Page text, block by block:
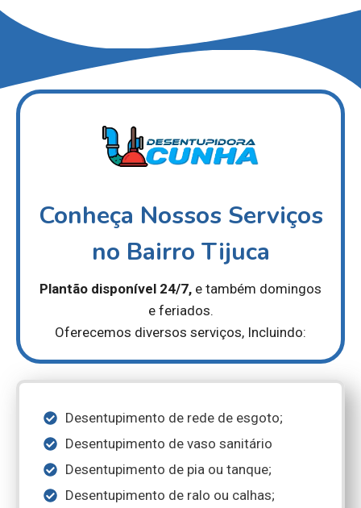
Conheça Nossos Serviços
no Bairro Tijuca
Plantão disponível 24/7, e também domingos
e feriados.
Oferecemos diversos serviços, Incluindo:
Desentupimento de rede de esgoto;
Desentupimento de vaso sanitário
Desentupimento de pia ou tanque;
Desentupimento de ralo ou calhas;